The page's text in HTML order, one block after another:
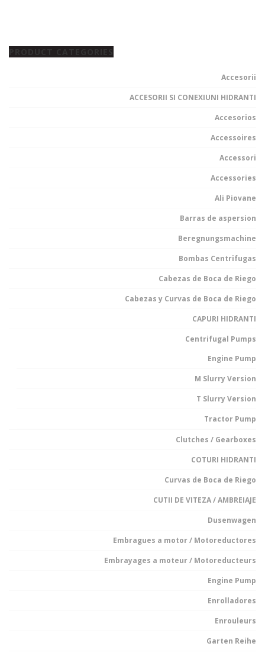
Accesorii
ACCESORII SI CONEXIUNI HIDRANTI
Accesorios
Accessoires
Accessori
Accessories
Ali Piovane
Barras de aspersion
Beregnungsmachine
Bombas Centrifugas
Cabezas de Boca de Riego
Cabezas y Curvas de Boca de Riego
CAPURI HIDRANTI
Centrifugal Pumps
Engine Pump
M Slurry Version
T Slurry Version
Tractor Pump
Clutches / Gearboxes
COTURI HIDRANTI
Curvas de Boca de Riego
CUTII DE VITEZA / AMBREIAJE
Dusenwagen
Embragues a motor / Motoreductores
Embrayages a moteur / Motoreducteurs
Engine Pump
Enrolladores
Enrouleurs
Garten Reihe